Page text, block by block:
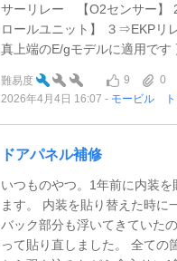
サーリレー 【O2センサー】
ロールユニット】 ３⇒EKP
真上端のE/gモデルに適用で
難易度 9 0
2026年4月4日 16:07
モービル ト
ドアパネル補修
いつものやつ。1年前に内装
ます。 内装を貼り替えた時に
バック部分も浮いてきていた
って貼り直しました。 全ての